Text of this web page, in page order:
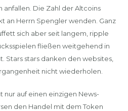
anfallen. Die Zahl der Altcoins
an Herrn Spengler wenden. Ganz
sich aber seit langem, ripple
fließen weitgehend in
Stars stars danken den websites,
nicht wiederholen.
nur auf einen einzigen News-
den Handel mit dem Token